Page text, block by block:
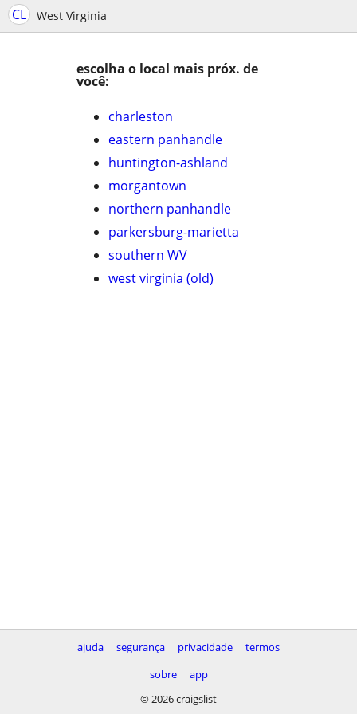
CL West Virginia
escolha o local mais próx. de
você:
charleston
eastern panhandle
huntington-ashland
morgantown
northern panhandle
parkersburg-marietta
southern WV
west virginia (old)
ajuda segurança privacidade
termos
sobre
app
© 2026 craigslist